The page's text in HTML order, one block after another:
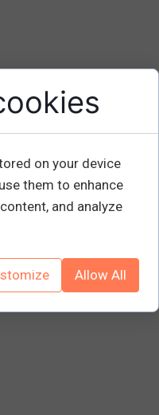
do bezpiecznego
w komplecie z
proszkowo dla
on your device
them to enhance
and analyze
Allow All